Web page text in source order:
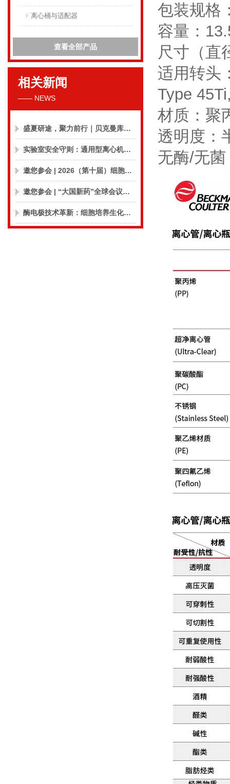
离心桶与适配器
查看全部产品
相关新闻
—— NEWS
盛夏研途，聚力前行｜贝克曼库尔特生命科学8月活动预告
实验室安全守则：通用型离心机操作与保养的10个要点
邀您参会 | 2026（第十届）细胞外囊泡合规与临床应用大会
邀您参会 | “大国新药”全球会议（CPIC2026）
酶电极技术革新：细胞培养生化分析仪实现精准在线监测
包装规格
容量：
尺寸（直
适用转头
Type
材质：聚
透明度：
无酶/无菌